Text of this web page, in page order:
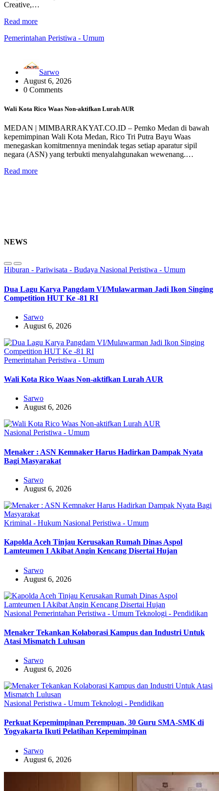
Creative,…
Read more
Pemerintahan Peristiwa - Umum
Sarwo
August 6, 2026
0 Comments
Wali Kota Rico Waas Non-aktifkan Lurah AUR
MEDAN | MIMBARRAKYAT.CO.ID – Pemko Medan di bawah
kepemimpinan Wali Kota Medan, Rico Tri Putra Bayu Waas
menegaskan komitmennya menindak tegas setiap aparatur sipil
negara (ASN) yang terbukti menyalahgunakan wewenang.…
Read more
NEWS
Hiburan - Pariwisata - Budaya Nasional Peristiwa - Umum
Dua Lagu Karya Pangdam VI/Mulawarman Jadi Ikon Singing
Competition HUT Ke -81 RI
Sarwo
August 6, 2026
Pemerintahan Peristiwa - Umum
Wali Kota Rico Waas Non-aktifkan Lurah AUR
Sarwo
August 6, 2026
Nasional Peristiwa - Umum
Menaker : ASN Kemnaker Harus Hadirkan Dampak Nyata
Bagi Masyarakat
Sarwo
August 6, 2026
Kriminal - Hukum Nasional Peristiwa - Umum
Kapolda Aceh Tinjau Kerusakan Rumah Dinas Aspol
Lamteumen I Akibat Angin Kencang Disertai Hujan
Sarwo
August 6, 2026
Nasional Pemerintahan Peristiwa - Umum Teknologi - Pendidikan
Menaker Tekankan Kolaborasi Kampus dan Industri Untuk
Atasi Mismatch Lulusan
Sarwo
August 6, 2026
Nasional Peristiwa - Umum Teknologi - Pendidikan
Perkuat Kepemimpinan Perempuan, 30 Guru SMA-SMK di
Yogyakarta Ikuti Pelatihan Kepemimpinan
Sarwo
August 6, 2026